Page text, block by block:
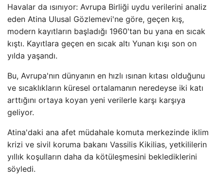
Havalar da ısınıyor: Avrupa Birliği uydu verilerini analiz
eden Atina Ulusal Gözlemevi'ne göre, geçen kış,
modern kayıtların başladığı 1960'tan bu yana en sıcak
kıştı. Kayıtlara geçen en sıcak altı Yunan kışı son on
yılda yaşandı.
Bu, Avrupa'nın dünyanın en hızlı ısınan kıtası olduğunu
ve sıcaklıkların küresel ortalamanın neredeyse iki katı
arttığını ortaya koyan yeni verilerle karşı karşıya
geliyor.
Atina'daki ana afet müdahale komuta merkezinde iklim
krizi ve sivil koruma bakanı Vassilis Kikilias, yetkililerin
yıllık koşulların daha da kötüleşmesini beklediklerini
söyledi.